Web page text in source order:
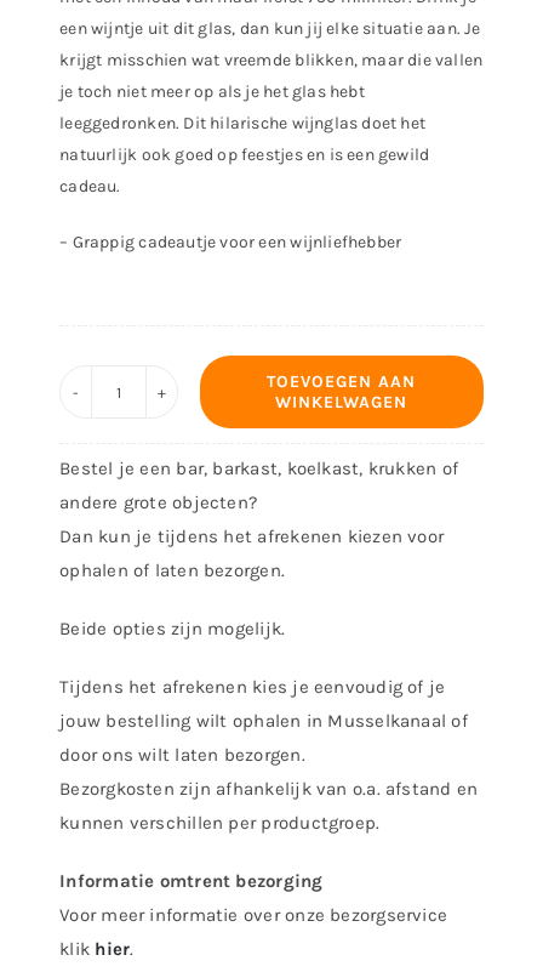
een wijntje uit dit glas, dan kun jij elke situatie aan. Je
krijgt misschien wat vreemde blikken, maar die vallen
je toch niet meer op als je het glas hebt
leeggedronken. Dit hilarische wijnglas doet het
natuurlijk ook goed op feestjes en is een gewild
cadeau.
– Grappig cadeautje voor een wijnliefhebber
(750
ml)
aantal
TOEVOEGEN AAN
WINKELWAGEN
Bestel je een bar, barkast, koelkast, krukken of
andere grote objecten?
Dan kun je tijdens het afrekenen kiezen voor
ophalen of laten bezorgen.
Beide opties zijn mogelijk.
Tijdens het afrekenen kies je eenvoudig of je
jouw bestelling wilt ophalen in Musselkanaal of
door ons wilt laten bezorgen.
Bezorgkosten zijn afhankelijk van o.a. afstand en
kunnen verschillen per productgroep.
Informatie omtrent bezorging
Voor meer informatie over onze bezorgservice
klik hier.